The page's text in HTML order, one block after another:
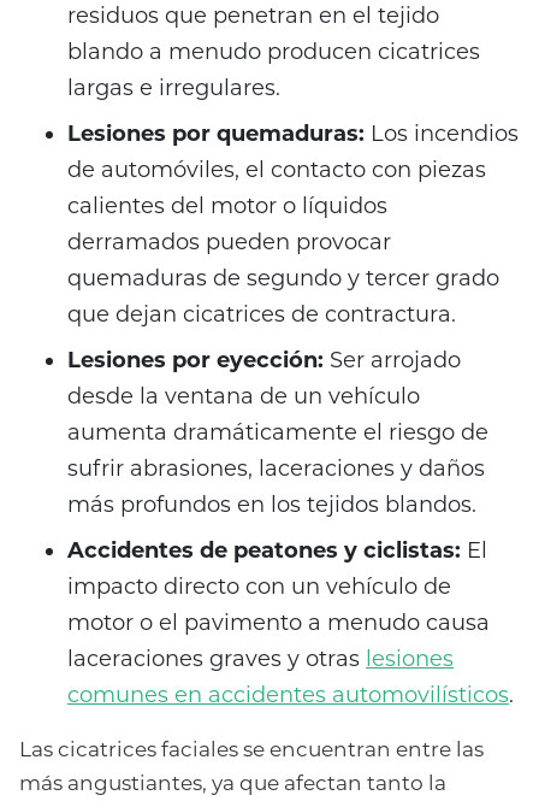
residuos que penetran en el tejido
blando a menudo producen cicatrices
largas e irregulares.
Lesiones por quemaduras: Los incendios
de automóviles, el contacto con piezas
calientes del motor o líquidos
derramados pueden provocar
quemaduras de segundo y tercer grado
que dejan cicatrices de contractura.
Lesiones por eyección: Ser arrojado
desde la ventana de un vehículo
aumenta dramáticamente el riesgo de
sufrir abrasiones, laceraciones y daños
más profundos en los tejidos blandos.
Accidentes de peatones y ciclistas: El
impacto directo con un vehículo de
motor o el pavimento a menudo causa
laceraciones graves y otras lesiones
comunes en accidentes automovilísticos.
Las cicatrices faciales se encuentran entre las
más angustiantes, ya que afectan tanto la